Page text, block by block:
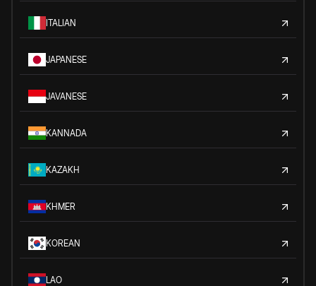
ITALIAN
JAPANESE
JAVANESE
KANNADA
KAZAKH
KHMER
KOREAN
LAO